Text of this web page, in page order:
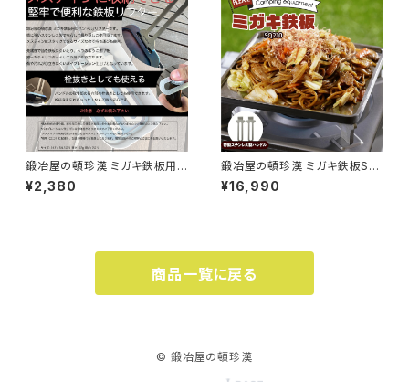
鍛冶屋の頓珍漢 ミガキ鉄板用
ハンドル リフター ステンレス製
¥2,380
鍛冶屋の頓珍漢 ミガキ鉄板SQ
210 焼き面厚さ6mm 21x21x1.
2cm ソロキャンプ シングルバー
¥16,990
商品一覧に戻る
© 鍛冶屋の頓珍漢